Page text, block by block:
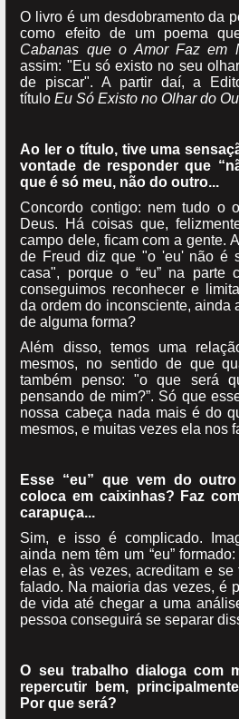
O livro é um desdobramento da
como efeito de um poema
Cabanas que o Amor Faz em
assim: "Eu só existo no seu
de piscar". A partir daí, a
títuloEu Só Existo no Olhar do
Ao ler o título, tive uma
vontade de responder que
que é só meu, não do outro...
Concordo contigo: nem tudo o
Deus. Há coisas que,
campo dele, ficam com a gente.
de Freud diz que "o 'eu' não é
casa", porque o “eu” na parte
conseguimos reconhecer e
da ordem do inconsciente, ainda
de alguma forma?
Além disso, temos uma
mesmos, no sentido de que
também penso: "o que será
pensando de mim?”. Só que
nossa cabeça nada mais é do
mesmos, e muitas vezes ela nos
Esse “eu” que vem do
coloca em caixinhas? Faz
carapuça...
Sim, e isso é complicado.
ainda nem têm um “eu”
elas e, às vezes, acreditam e
falado. Na maioria das vezes, é
de vida até chegar a uma
pessoa conseguirá se separar
O seu trabalho dialoga com
repercutir bem,
Por que será?